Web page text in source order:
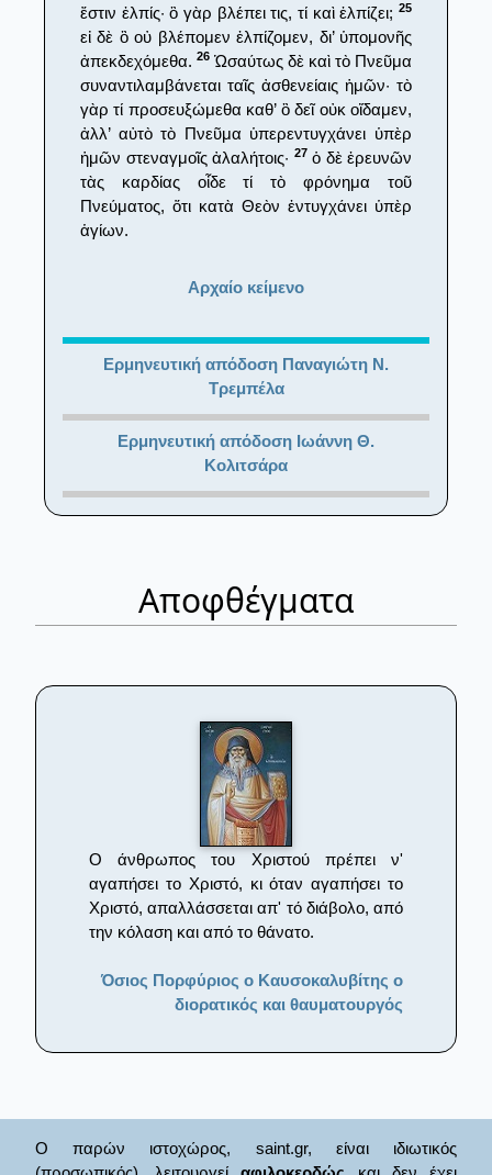
ἔστιν ἐλπίς· ὃ γὰρ βλέπει τις, τί καὶ ἐλπίζει; 25
εἰ δὲ ὃ οὐ βλέπομεν ἐλπίζομεν, δι’ ὑπομονῆς
ἀπεκδεχόμεθα. 26 Ὡσαύτως δὲ καὶ τὸ Πνεῦμα
συναντιλαμβάνεται ταῖς ἀσθενείαις ἡμῶν· τὸ
γὰρ τί προσευξώμεθα καθ’ ὃ δεῖ οὐκ οἴδαμεν,
ἀλλ’ αὐτὸ τὸ Πνεῦμα ὑπερεντυγχάνει ὑπὲρ
ἡμῶν στεναγμοῖς ἀλαλήτοις· 27 ὁ δὲ ἐρευνῶν
τὰς καρδίας οἶδε τί τὸ φρόνημα τοῦ
Πνεύματος, ὅτι κατὰ Θεὸν ἐντυγχάνει ὑπὲρ
ἁγίων.
Αρχαίο κείμενο
Ερμηνευτική απόδοση Παναγιώτη Ν.
Τρεμπέλα
Ερμηνευτική απόδοση Ιωάννη Θ.
Κολιτσάρα
Αποφθέγματα
Ο άνθρωπος του Χριστού πρέπει ν'
αγαπήσει το Χριστό, κι όταν αγαπήσει το
Χριστό, απαλλάσσεται απ' τό διάβολο, από
την κόλαση και από το θάνατο.
Όσιος Πορφύριος ο Καυσοκαλυβίτης ο
διορατικός και θαυματουργός
Ο παρών ιστοχώρος, saint.gr, είναι ιδιωτικός